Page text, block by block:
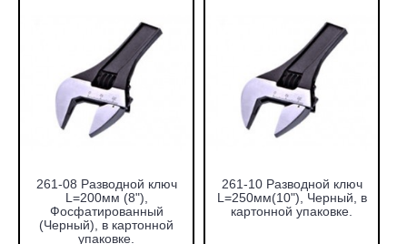
261-08 Разводной ключ
L=200мм (8"),
Фосфатированный
(Черный), в картонной
упаковке.
261-10 Разводной ключ
L=250мм(10"), Черный, в
картонной упаковке.